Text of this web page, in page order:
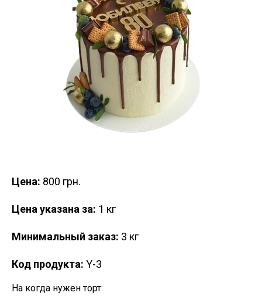
Цена: 800 грн.
Цена указана за: 1 кг
Минимальный заказ: 3 кг
Код продукта: Y-3
На когда нужен торт: